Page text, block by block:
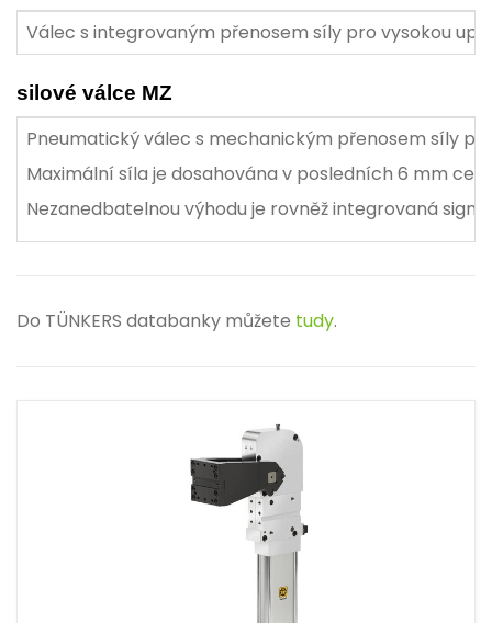
Válec s integrovaným přenosem síly pro vysokou
silové válce MZ
Pneumatický válec s mechanickým přenosem síly
Maximální síla je dosahována v posledních 6 mm
Nezanedbatelnou výhodu je rovněž integrovaná
Do TÜNKERS databanky můžete tudy.